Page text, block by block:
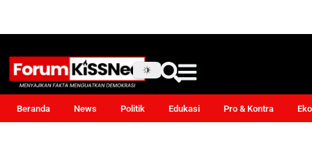
Beranda News Politik Edukasi Pro & Kontra